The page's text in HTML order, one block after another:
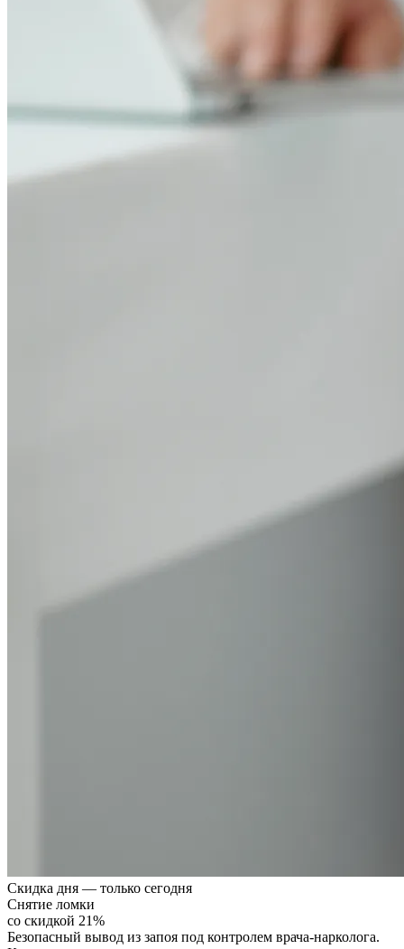
Скидка дня — только сегодня
Снятие ломки
со скидкой 21%
Безопасный вывод из запоя под контролем врача-нарколога.